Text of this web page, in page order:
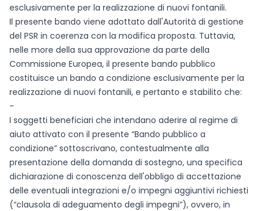
esclusivamente per la realizzazione di nuovi fontanili.
Il presente bando viene adottato dall'Autorità di gestione
del PSR in coerenza con la modifica proposta. Tuttavia,
nelle more della sua approvazione da parte della
Commissione Europea, il presente bando pubblico
costituisce un bando a condizione esclusivamente per la
realizzazione di nuovi fontanili, e pertanto e stabilito che:
-
I soggetti beneficiari che intendano aderire al regime di
aiuto attivato con il presente “Bando pubblico a
condizione” sottoscrivano, contestualmente alla
presentazione della domanda di sostegno, una specifica
dichiarazione di conoscenza dell'obbligo di accettazione
delle eventuali integrazioni e/o impegni aggiuntivi richiesti
(“clausola di adeguamento degli impegni”), ovvero, in